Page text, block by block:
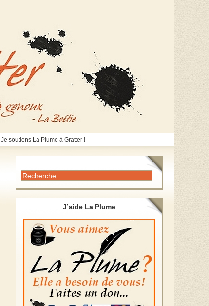
Je soutiens La Plume à Gratter !
J’aide La Plume